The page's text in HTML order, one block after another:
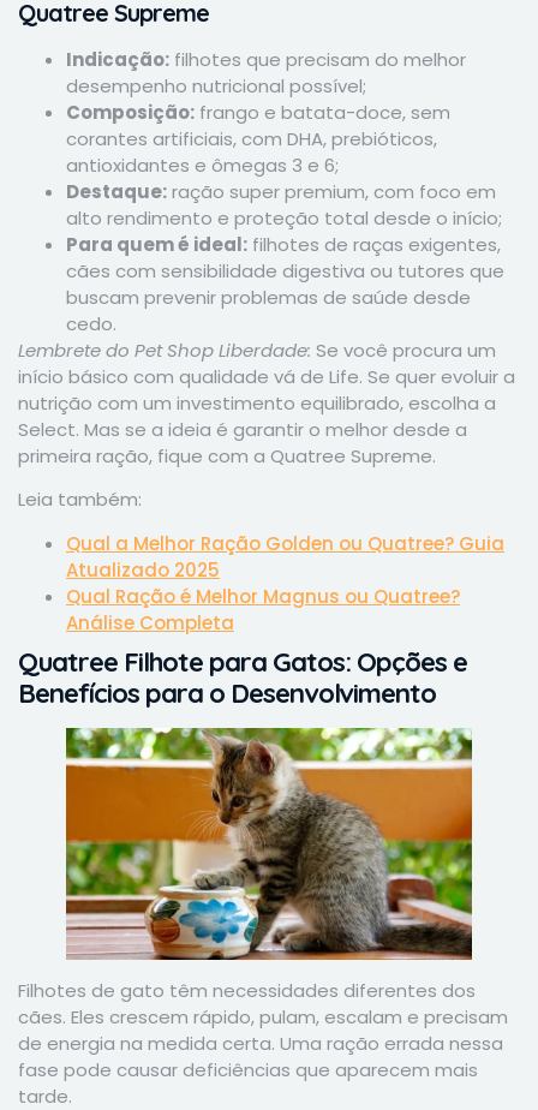
Quatree Supreme
Indicação: filhotes que precisam do melhor
desempenho nutricional possível;
Composição: frango e batata-doce, sem
corantes artificiais, com DHA, prebióticos,
antioxidantes e ômegas 3 e 6;
Destaque:ração super premium, com foco em
alto rendimento e proteção total desde o início;
Para quem é ideal: filhotes de raças exigentes,
cães com sensibilidade digestiva ou tutores que
buscam prevenir problemas de saúde desde
cedo.
Lembrete do Pet Shop Liberdade: Se você procura um
início básico com qualidade vá de Life. Se quer evoluir a
nutrição com um investimento equilibrado, escolha a
Select. Mas se a ideia é garantir o melhor desde a
primeira ração, fique com a Quatree Supreme.
Leia também:
Qual a Melhor Ração Golden ou Quatree? Guia
Atualizado 2025
Qual Ração é Melhor Magnus ou Quatree?
Análise Completa
Quatree Filhote para Gatos: Opções e
Benefícios para o Desenvolvimento
Filhotes de gato têm necessidades diferentes dos
cães. Eles crescem rápido, pulam, escalam e precisam
de energia na medida certa. Uma ração errada nessa
fase pode causar deficiências que aparecem mais
tarde.